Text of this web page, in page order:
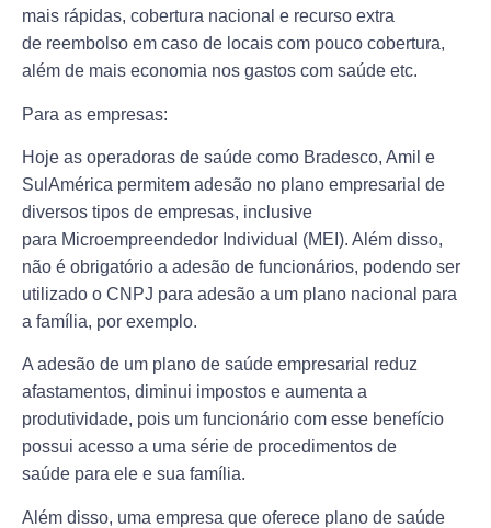
mais rápidas, cobertura nacional e recurso extra
de reembolso em caso de locais com pouco cobertura,
além de mais economia nos gastos com saúde etc.
Para as empresas:
Hoje as operadoras de saúde como Bradesco, Amil e
SulAmérica permitem adesão no plano empresarial de
diversos tipos de empresas, inclusive
para Microempreendedor Individual (MEI). Além disso,
não é obrigatório a adesão de funcionários, podendo ser
utilizado o CNPJ para adesão a um plano nacional para
a família, por exemplo.
A adesão de um plano de saúde empresarial reduz
afastamentos, diminui impostos e aumenta a
produtividade, pois um funcionário com esse benefício
possui acesso a uma série de procedimentos de
saúde para ele e sua família.
Além disso, uma empresa que oferece plano de saúde